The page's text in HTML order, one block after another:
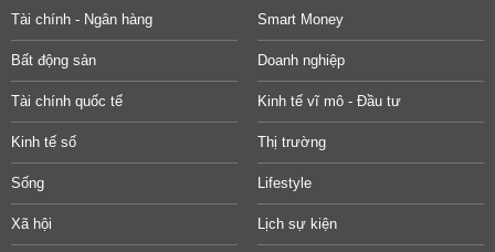
Tài chính - Ngân hàng Smart Money
Bất động sản Doanh nghiệp
Tài chính quốc tế Kinh tế vĩ mô - Đầu tư
Kinh tế số Thị trường
Sống Lifestyle
Xã hội Lịch sự kiện